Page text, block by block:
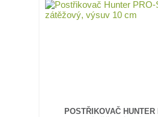
POSTŘIKOVAČ HUNTER